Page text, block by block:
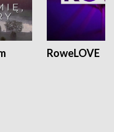
RoweLOVE